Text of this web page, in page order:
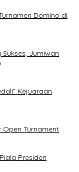
Domino di
Sukses, Jumiwan
Kejuaraan
Open Turnament
Presiden